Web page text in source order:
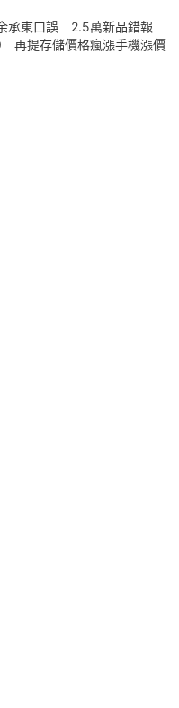
承東口誤 2.5萬新品錯報
再提存儲價格瘋漲手機漲價